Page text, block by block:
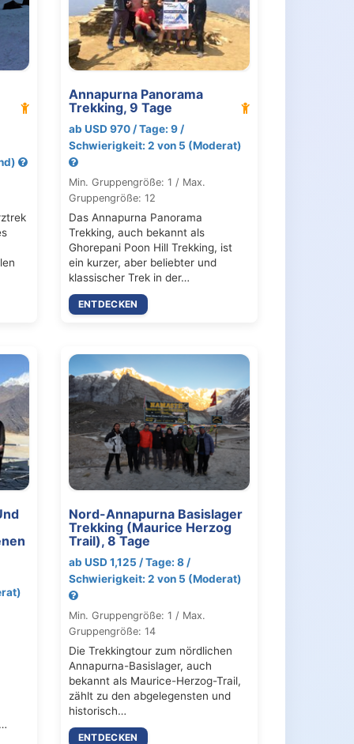
Annapurna Panorama
Trekking, 9 Tage
ab USD 970 / Tage: 9 /
Schwierigkeit: 2 von 5 (Moderat)
Min. Gruppengröße: 1 / Max.
Gruppengröße: 12
Das Annapurna Panorama
Trekking, auch bekannt als
Ghorepani Poon Hill Trekking, ist
ein kurzer, aber beliebter und
klassischer Trek in der…
ENTDECKEN
Nord-Annapurna Basislager
Trekking (Maurice Herzog
Trail), 8 Tage
ab USD 1,125 / Tage: 8 /
Schwierigkeit: 2 von 5 (Moderat)
Min. Gruppengröße: 1 / Max.
Gruppengröße: 14
Die Trekkingtour zum nördlichen
Annapurna-Basislager, auch
bekannt als Maurice-Herzog-Trail,
zählt zu den abgelegensten und
historisch…
ENTDECKEN